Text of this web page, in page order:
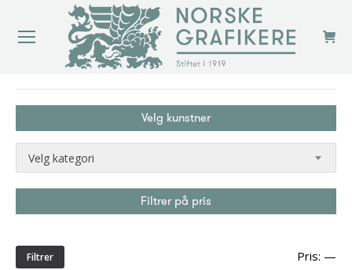
Velg kunstner
Velg kategori
Filtrer på pris
Filtrer Pris: —